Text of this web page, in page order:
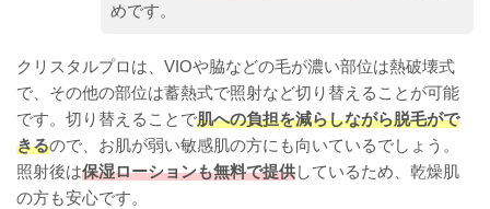
めです。
クリスタルプロは、VIOや脇などの毛が濃い部位は熱破壊式
で、その他の部位は蓄熱式で照射など切り替えることが可能
です。切り替えることで肌への負担を減らしながら脱毛がで
きるので、お肌が弱い敏感肌の方にも向いているでしょう。
照射後は保湿ローションも無料で提供しているため、乾燥肌
の方も安心です。